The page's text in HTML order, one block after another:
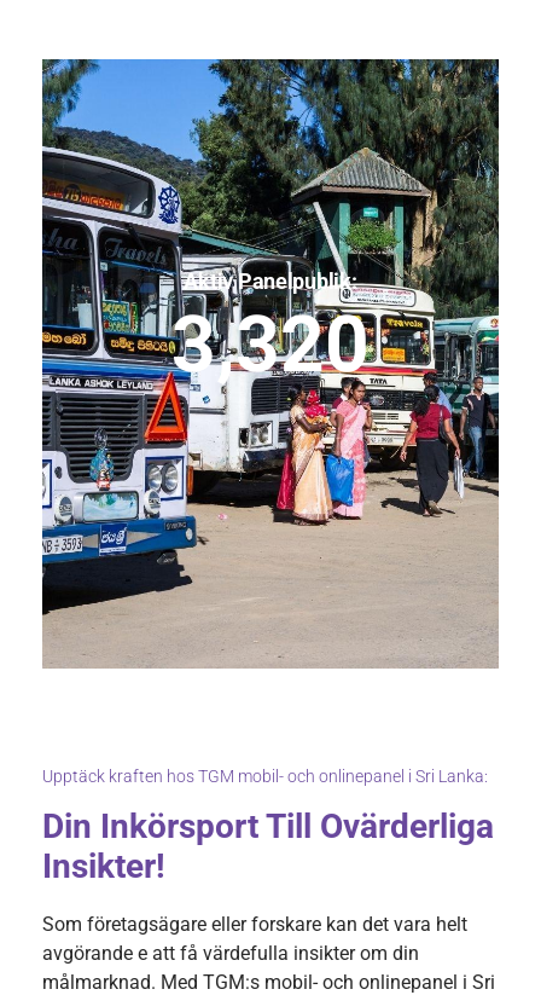
Aktiv Panelpublik:
3,320
Upptäck kraften hos TGM mobil- och onlinepanel i Sri Lanka:
Din Inkörsport Till Ovärderliga
Insikter!
Som företagsägare eller forskare kan det vara helt
avgörande e att få värdefulla insikter om din
målmarknad. Med TGM:s mobil- och onlinepanel i Sri